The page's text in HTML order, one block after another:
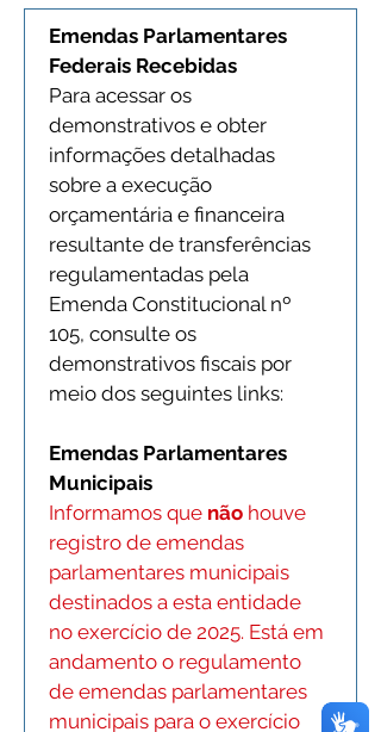
Emendas Parlamentares
Federais Recebidas
Para acessar os
demonstrativos e obter
informações detalhadas
sobre a execução
orçamentária e financeira
resultante de transferências
regulamentadas pela
Emenda Constitucional nº
105, consulte os
demonstrativos fiscais por
meio dos seguintes links:
Emendas Parlamentares
Municipais
Informamos que não houve
registro de emendas
parlamentares municipais
destinados a esta entidade
no exercício de 2025. Está em
andamento o regulamento
de emendas parlamentares
municipais para o exercício